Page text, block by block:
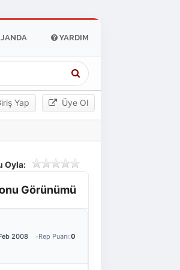
YARDIM
Yap Üye Ol
Oyla:
Görünümü
2008 Rep Puanı:0